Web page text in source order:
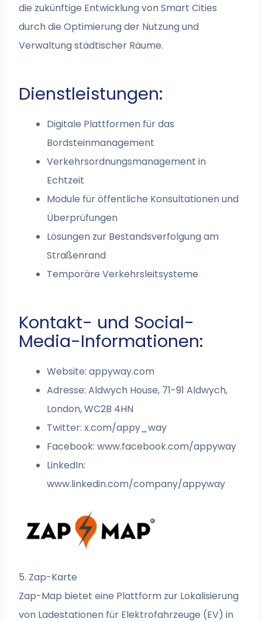
die zukünftige Entwicklung von Smart Cities
durch die Optimierung der Nutzung und
Verwaltung städtischer Räume.
Dienstleistungen:
Digitale Plattformen für das
Bordsteinmanagement
Verkehrsordnungsmanagement in
Echtzeit
Module für öffentliche Konsultationen und
Überprüfungen
Lösungen zur Bestandsverfolgung am
Straßenrand
Temporäre Verkehrsleitsysteme
Kontakt- und Social-
Media-Informationen:
Website: appyway.com
Adresse: Aldwych House, 71-91 Aldwych,
London, WC2B 4HN
Twitter: x.com/appy_way
Facebook: www.facebook.com/appyway
LinkedIn:
www.linkedin.com/company/appyway
5. Zap-Karte
Zap-Map bietet eine Plattform zur Lokalisierung
von Ladestationen für Elektrofahrzeuge (EV) in